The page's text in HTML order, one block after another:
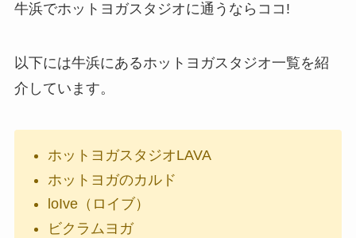
牛浜でホットヨガスタジオに通うならココ!
以下には牛浜にあるホットヨガスタジオ一覧を紹
介しています。
ホットヨガスタジオLAVA
ホットヨガのカルド
loIve（ロイブ）
ビクラムヨガ